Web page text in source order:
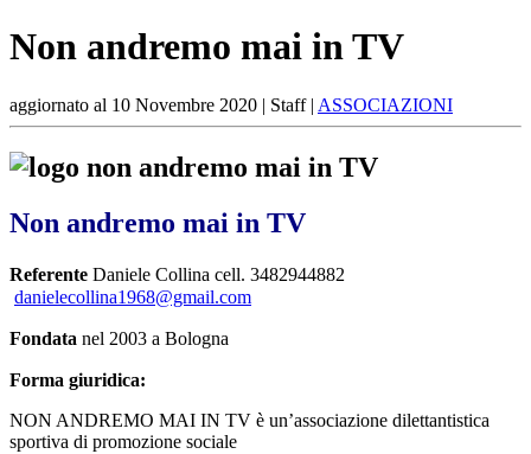
Non andremo mai in TV
aggiornato al 10 Novembre 2020 | Staff | ASSOCIAZIONI
Non andremo mai in TV
Referente Daniele Collina cell. 3482944882
danielecollina1968@gmail.com
Fondata nel 2003 a Bologna
Forma giuridica:
NON ANDREMO MAI IN TV è un’associazione dilettantistica
sportiva di promozione sociale